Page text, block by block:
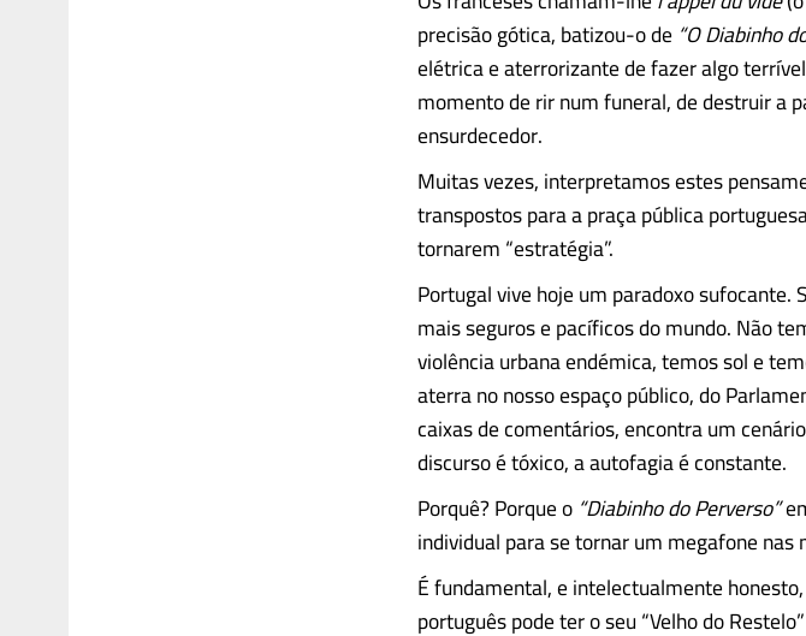
precisão gótica, batizou-o de “O Diabinho
elétrica e aterrorizante de fazer algo
momento de rir num funeral, de destruir a
ensurdecedor.
Muitas vezes, interpretamos estes
transpostos para a praça pública
tornarem “estratégia”.
Portugal vive hoje um paradoxo
mais seguros e pacíficos do mundo. Não
violência urbana endémica, temos sol e
aterra no nosso espaço público, do
caixas de comentários, encontra um
discurso é tóxico, a autofagia é constante.
Porquê? Porque o “Diabinho do Perverso”
individual para se tornar um megafone nas
É fundamental, e intelectualmente honesto,
português pode ter o seu “Velho do